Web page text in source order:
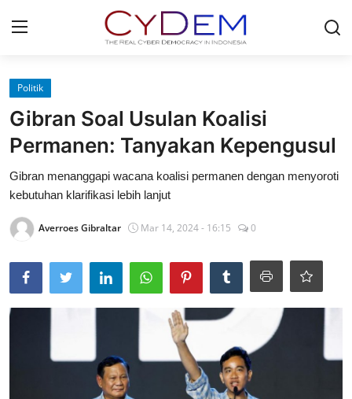
Home
Contact
Politik
Redaksi
Olahraga
Politik
Gibran Soal Usulan Koalisi
Permanen: Tanyakan Kepengusul
Gibran menanggapi wacana koalisi permanen dengan menyoroti
kebutuhan klarifikasi lebih lanjut
Averroes Gibraltar Mar 14, 2024 - 16:15 0